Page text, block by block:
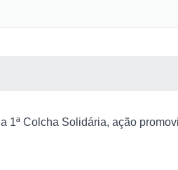
1ª Colcha Solidária, ação